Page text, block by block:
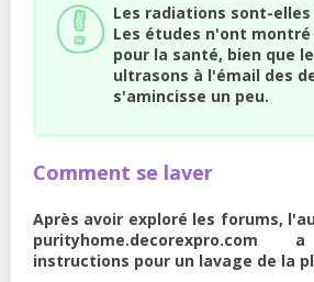
Les radiations sont-elles
Les études n'ont montré
pour la santé, bien que
ultrasons à l'émail des
s'amincisse un peu.
Comment se laver
Après avoir exploré les forums,
instructions pour un lavage de la